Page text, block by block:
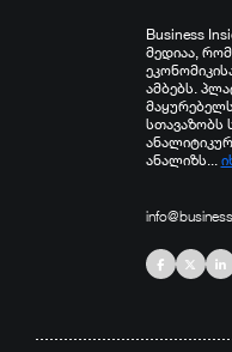
Business
მედიაა,
ამბებს.
ანალიზს...